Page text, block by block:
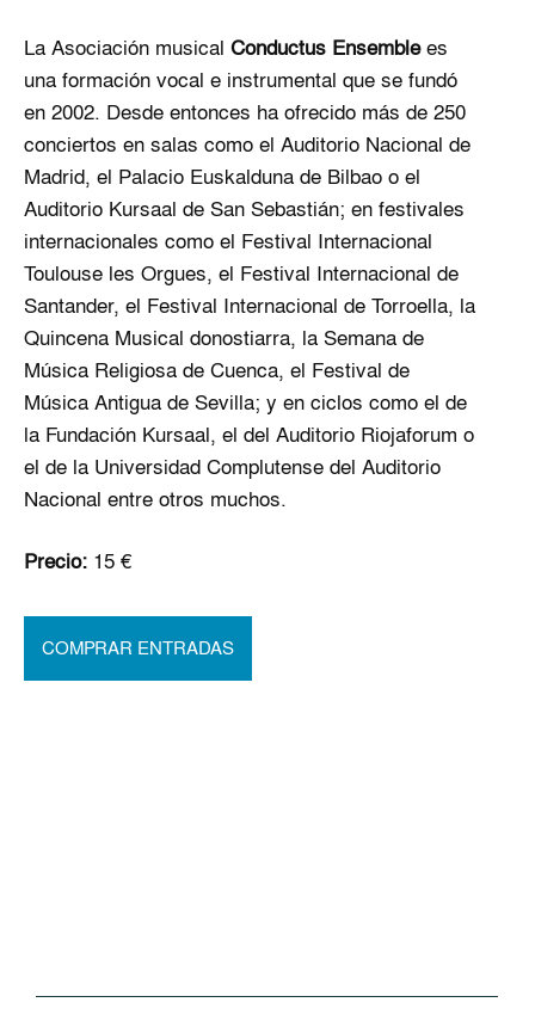
La Asociación musical Conductus Ensemblees
una formación vocal e instrumental que se fundó
en 2002. Desde entonces ha ofrecido más de 250
conciertos en salas como el Auditorio Nacional de
Madrid, el Palacio Euskalduna de Bilbao o el
Auditorio Kursaal de San Sebastián; en festivales
internacionales como el Festival Internacional
Toulouse les Orgues, el Festival Internacional de
Santander, el Festival Internacional de Torroella, la
Quincena Musical donostiarra, la Semana de
Música Religiosa de Cuenca, el Festival de
Música Antigua de Sevilla; y en ciclos como el de
la Fundación Kursaal, el del Auditorio Riojaforum o
el de la Universidad Complutense del Auditorio
Nacional entre otros muchos.
Precio: 15 €
COMPRAR ENTRADAS